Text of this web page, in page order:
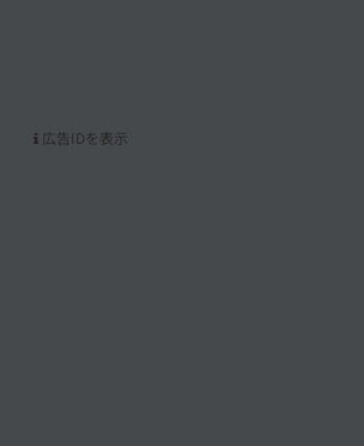
広告IDを表示